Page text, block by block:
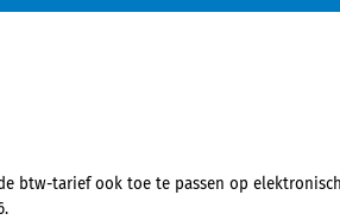
btw-tarief ook toe te passen op